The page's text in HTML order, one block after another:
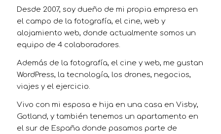
Desde 2007, soy dueño de mi propia empresa en
el campo de la fotografía, el cine, web y
alojamiento web, donde actualmente somos un
equipo de 4 colaboradores.
Además de la fotografía, el cine y web, me gustan
WordPress, la tecnología, los drones, negocios,
viajes y el ejercicio.
Vivo con mi esposa e hija en una casa en Visby,
Gotland, y también tenemos un apartamento en
el sur de España donde pasamos parte de